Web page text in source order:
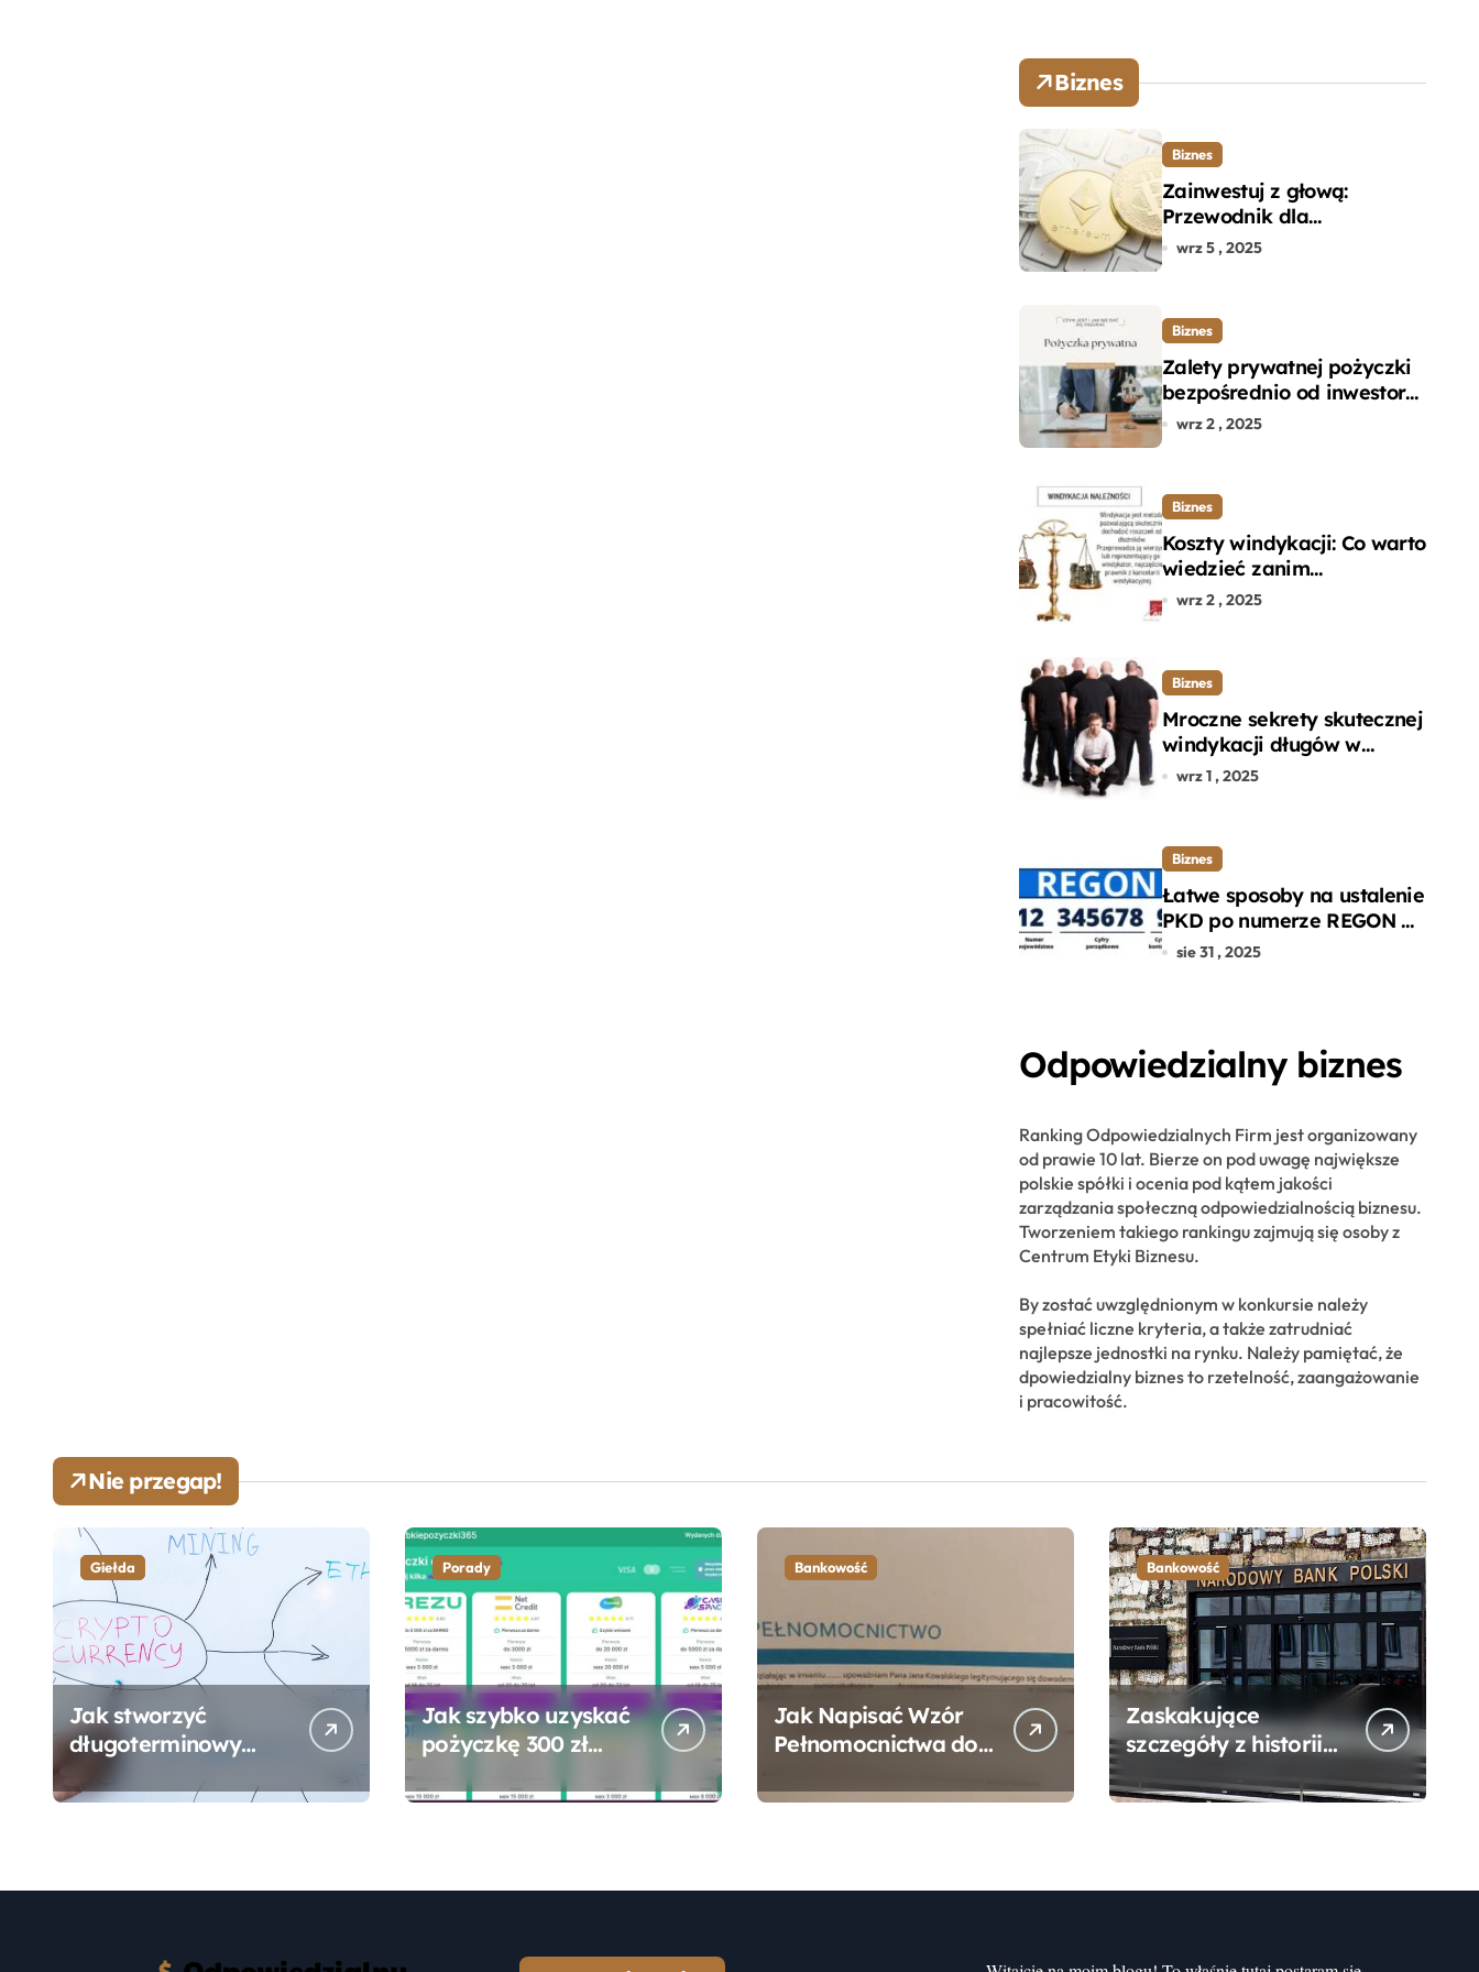
Biznes
Biznes
Zainwestuj z głową:
Przewodnik dla
początkujących w zakupie
wrz 5 , 2025
Biznes
Zalety prywatnej pożyczki
bezpośrednio od inwestora
– dlaczego warto?
wrz 2 , 2025
Biznes
Koszty windykacji: Co warto
wiedzieć zanim
zdecydujesz się na
wrz 2 , 2025
Biznes
Mroczne sekrety skutecznej
windykacji długów w
departamencie windykacji
wrz 1 , 2025
Biznes
Łatwe sposoby na ustalenie
PKD po numerze REGON w
kilku prostych krokach
sie 31 , 2025
Odpowiedzialny biznes
Ranking Odpowiedzialnych Firm jest organizowany
od prawie 10 lat. Bierze on pod uwagę największe
polskie spółki i ocenia pod kątem jakości
zarządzania społeczną odpowiedzialnością biznesu.
Tworzeniem takiego rankingu zajmują się osoby z
Centrum Etyki Biznesu.
By zostać uwzględnionym w konkursie należy
spełniać liczne kryteria, a także zatrudniać
najlepsze jednostki na rynku. Należy pamiętać, że
dpowiedzialny biznes to rzetelność, zaangażowanie
i pracowitość.
Nie przegap!
Giełda
Jak stworzyć
długoterminowy
10-20 lat?
Porady
Jak szybko uzyskać
pożyczkę 300 zł
formalności?
Bankowość
Jak Napisać Wzór
Pełnomocnictwa do
Praktyczny
Bankowość
Zaskakujące
szczegóły z historii
Narodowego Banku